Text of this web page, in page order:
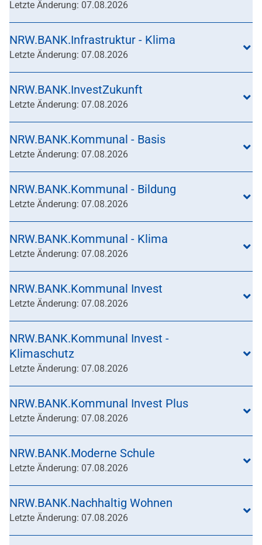
Letzte Änderung: 07.08.2026
NRW.BANK.Infrastruktur - Klima
Letzte Änderung: 07.08.2026
NRW.BANK.InvestZukunft
Letzte Änderung: 07.08.2026
NRW.BANK.Kommunal - Basis
Letzte Änderung: 07.08.2026
NRW.BANK.Kommunal - Bildung
Letzte Änderung: 07.08.2026
NRW.BANK.Kommunal - Klima
Letzte Änderung: 07.08.2026
NRW.BANK.Kommunal Invest
Letzte Änderung: 07.08.2026
NRW.BANK.Kommunal Invest -
Klimaschutz
Letzte Änderung: 07.08.2026
NRW.BANK.Kommunal Invest Plus
Letzte Änderung: 07.08.2026
NRW.BANK.Moderne Schule
Letzte Änderung: 07.08.2026
NRW.BANK.Nachhaltig Wohnen
Letzte Änderung: 07.08.2026